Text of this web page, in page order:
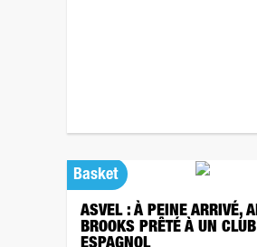
Basket
ASVEL : À PEINE ARRIVÉ,
BROOKS PRÊTÉ À UN CLUB